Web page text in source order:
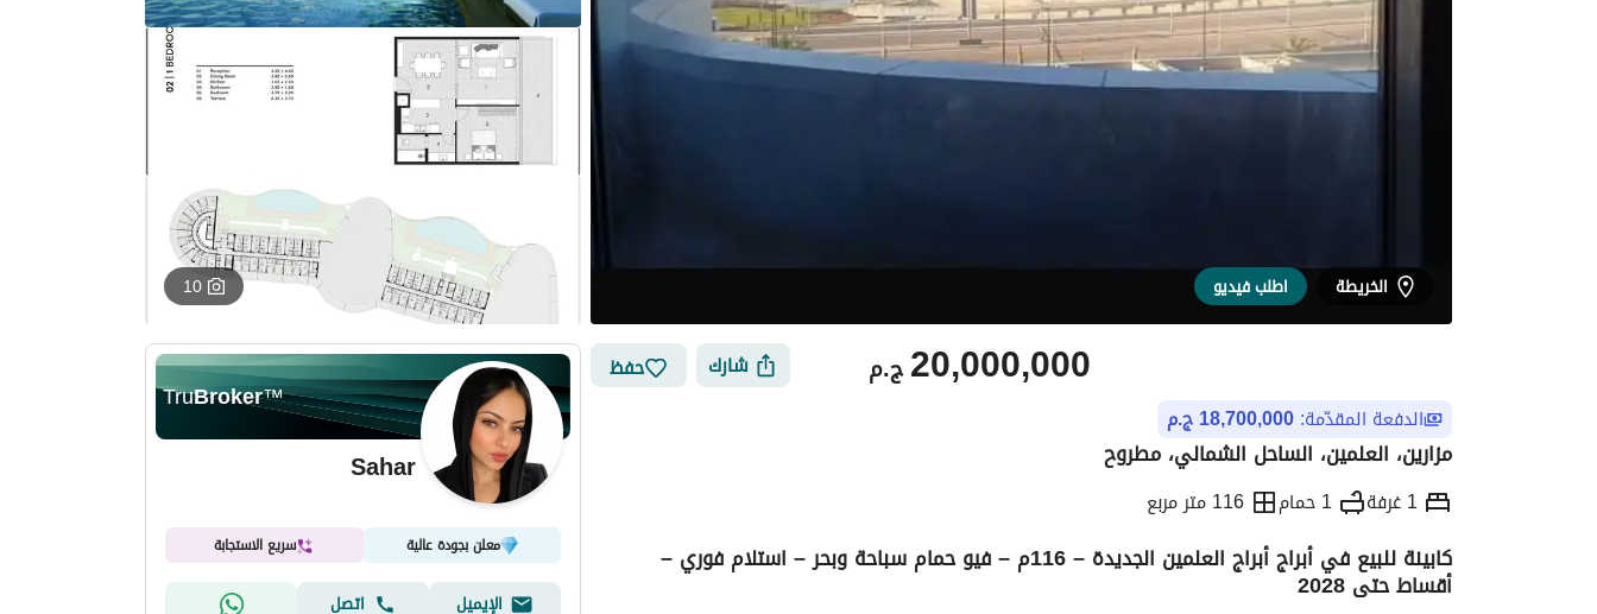
الخريطة اطلب فيديو 10
ج.م20,000,000 شارك حفظ
الدفعة المقدّمة: 18,700,000 ج.م
مزارين، العلمين، الساحل الشمالي، مطروح
1 غرفة 1 حمام 116 متر مربع
التفاصيل الاتجاهات والمؤشرات الموقع والأماكن القريبة
كابينة للبيع في أبراج أبراج العلمين الجديدة – 116م – فيو حمام سباحة وبحر – استلام فوري –
أقساط حتى 2028
TruBroker™
Sahar
معلن بجودة عالية سريع الاستجابة
الإيميل اتصل